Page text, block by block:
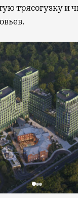
трясогузку и